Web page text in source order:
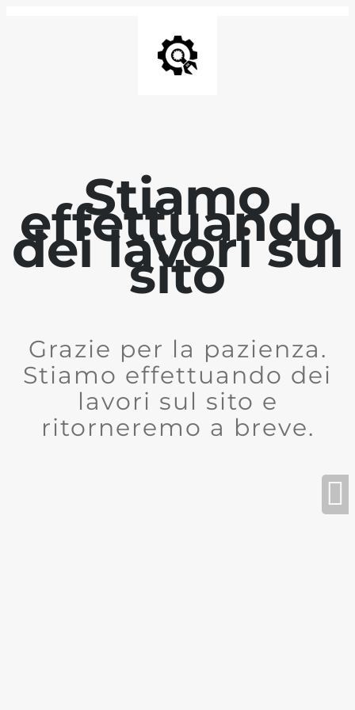
Stiamo
effettuando
dei lavori sul
sito
Grazie per la pazienza.
Stiamo effettuando dei
lavori sul sito e
ritorneremo a breve.